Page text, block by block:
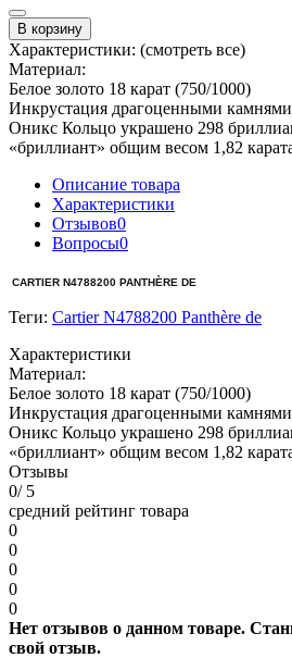
В корзину
Характеристики: (смотреть все)
Материал:
Белое золото 18 карат (750/1000)
Инкрустация драгоценными
Оникс Кольцо украшено 298
«бриллиант» общим весом 1,82
Описание товара
Характеристики
Отзывов0
Вопросы0
CARTIER N4788200 PANTHÈRE DE
Теги: Cartier N4788200 Panthère de
Характеристики
Материал:
Белое золото 18 карат (750/1000)
Инкрустация драгоценными
Оникс Кольцо украшено 298
«бриллиант» общим весом 1,82
Отзывы
0/ 5
средний рейтинг товара
0
0
0
0
0
Нет отзывов о данном товаре.
свой отзыв.